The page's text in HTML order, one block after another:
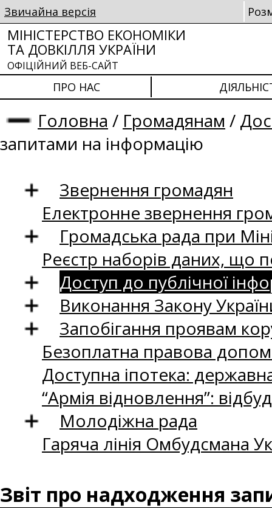
Звичайна версія
МІНІСТЕРСТВО ЕКОНОМІКИ
ТА ДОВКІЛЛЯ УКРАЇНИ
ОФІЦІЙНИЙ ВЕБ-САЙТ
ПРО НАС
Головна / Громадянам /
запитами на інформацію
Звернення громадян
Електронне звернення
Громадська рада при
Реєстр наборів даних, що
Доступ до публічної
Виконання Закону
Запобігання проявам
Безоплатна правова
Доступна іпотека:
“Армія відновлення”:
Молодіжна рада
Гаряча лінія Омбудсмана
Звіт про надходження